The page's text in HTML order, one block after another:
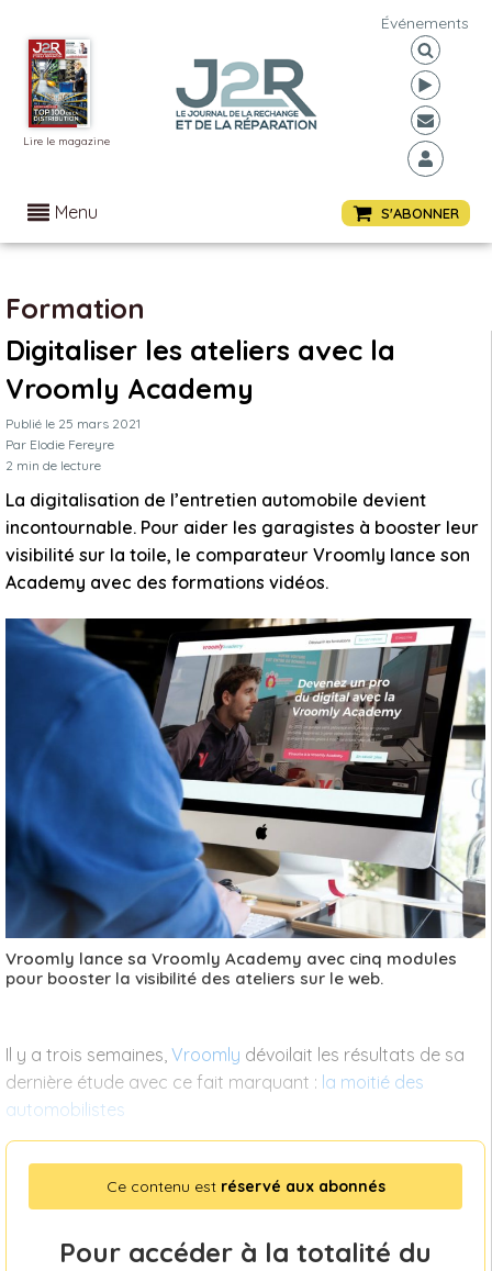
Lire le magazine
Événements
Menu S'ABONNER
Formation
Digitaliser les ateliers avec la
Vroomly Academy
Publié le 25 mars 2021
Par Elodie Fereyre
2 min de lecture
La digitalisation de l’entretien automobile devient
incontournable. Pour aider les garagistes à booster leur
visibilité sur la toile, le comparateur Vroomly lance son
Academy avec des formations vidéos.
Vroomly lance sa Vroomly Academy avec cinq modules
pour booster la visibilité des ateliers sur le web.
Il y a trois semaines, Vroomly dévoilait les résultats de sa
dernière étude avec ce fait marquant : la moitié des
automobilistes
Ce contenu est réservé aux abonnés
Pour accéder à la totalité du